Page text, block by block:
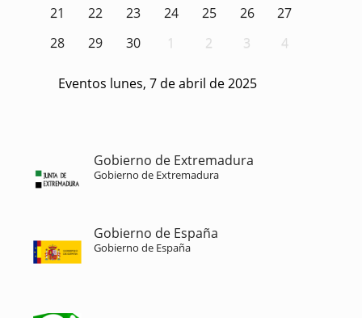
21
22 23 24 25 26
27
28
29 30 1 2 3 4
Eventos lunes, 7 de abril de 2025
Gobierno de Extremadura
Gobierno de Extremadura
Gobierno de España
Gobierno de España